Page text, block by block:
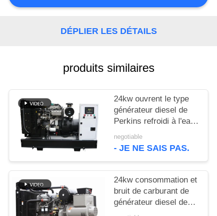
DU
SITE
PRIVACY
POLICY
DÉPLIER LES DÉTAILS
produits similaires
24kw ouvrent le type
générateur diesel de
Perkins refroidi à l'eau
avec le chapeau de
liquide réfrigérant
negotiable
- JE NE SAIS PAS.
24kw consommation et
bruit de carburant de
générateur diesel de
800kw Perkins à la bas